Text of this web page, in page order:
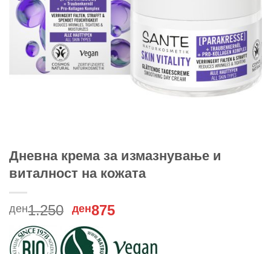
Дневна крема за измазнување и
виталност на кожата
ден1.250 Original
price
was:
ден875Current
is: